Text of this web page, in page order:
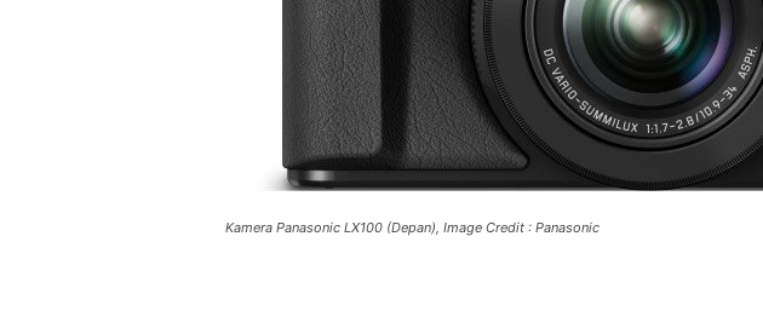
Kamera Panasonic LX100 (Depan), Image Credit : Panasonic